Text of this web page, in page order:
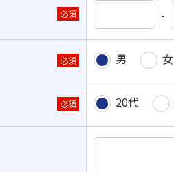
必須 -
必須 男 女
必須 20代